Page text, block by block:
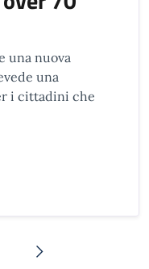
una nuova
una
i cittadini che
Pagina successiva